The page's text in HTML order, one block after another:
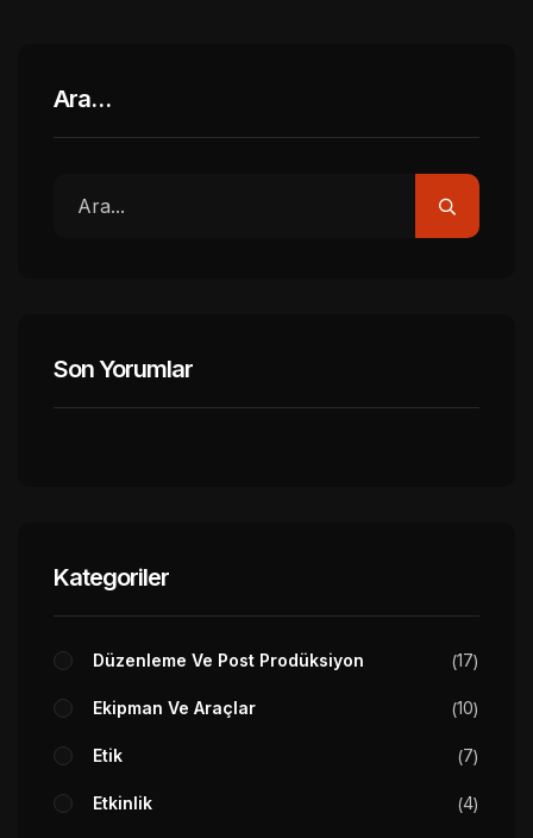
Ara…
Son Yorumlar
Kategoriler
Düzenleme Ve Post Prodüksiyon 17
Ekipman Ve Araçlar 10
Etik 7
Etkinlik 4